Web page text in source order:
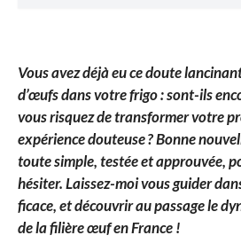
Vous avez déjà eu ce doute
d’œufs dans votre frigo : sont-ils
vous risquez de transformer votre
expérience douteuse ? Bonne
toute simple, testée et approuvée,
hésiter. Laissez-moi vous guider
ficace, et découvrir au passage le
de la filière œuf en France !